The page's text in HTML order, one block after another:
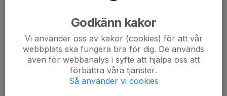
Godkänn kakor
Vi använder oss av kakor (cookies) för att vår
webbplats ska fungera bra för dig. De används
även för webbanalys i syfte att hjälpa oss att
förbättra våra tjänster.
Så använder vi cookies